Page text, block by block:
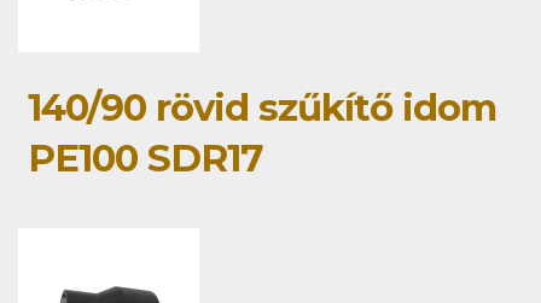
140/90 rövid szűkítő idom
PE100 SDR17